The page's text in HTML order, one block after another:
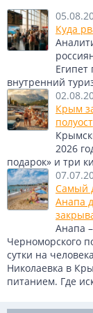
Куда
внутренний
Крым
2026
подарок» и три
Самый
Анапа
Анапа
Черноморского
сутки на
Николаевка в
питанием. Где